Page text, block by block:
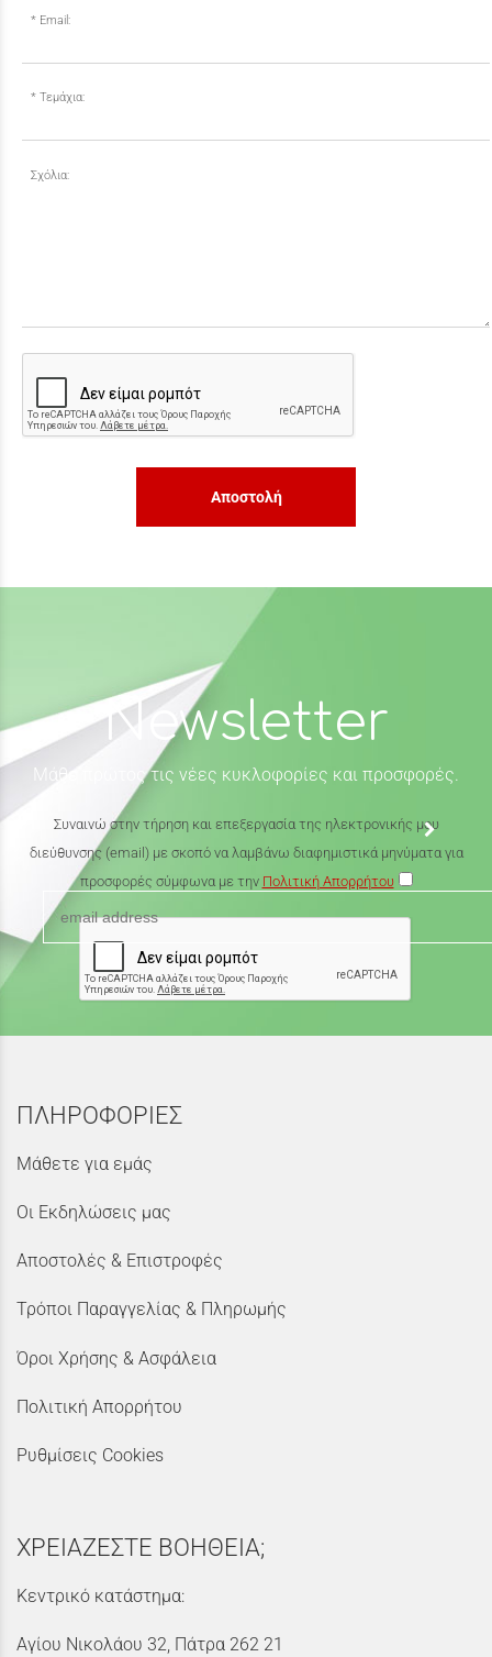
Email:
Τεμάχια:
Σχόλια:
Αποστολή
Newsletter
Μάθε πρώτος τις νέες κυκλοφορίες και προσφορές.
Συναινώ στην τήρηση και επεξεργασία της ηλεκτρονικής μου
διεύθυνσης (email) με σκοπό να λαμβάνω διαφημιστικά μηνύματα για
προσφορές σύμφωνα με την Πολιτική Απορρήτου
ΠΛΗΡΟΦΟΡΙΕΣ
Μάθετε για εμάς
Οι Εκδηλώσεις μας
Αποστολές & Επιστροφές
Τρόποι Παραγγελίας & Πληρωμής
Όροι Χρήσης & Ασφάλεια
Πολιτική Απορρήτου
Ρυθμίσεις Cookies
ΧΡΕΙΑΖΕΣΤΕ ΒΟΗΘΕΙΑ;
Κεντρικό κατάστημα:
Αγίου Νικολάου 32, Πάτρα 262 21